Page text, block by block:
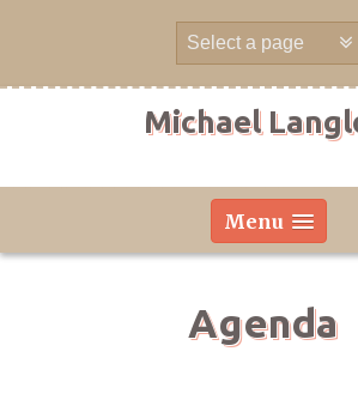
Michael
Menu
Agenda